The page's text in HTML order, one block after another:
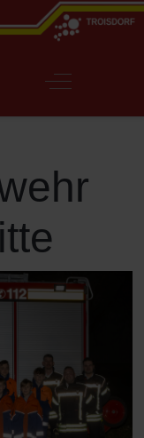
Off-Canvas